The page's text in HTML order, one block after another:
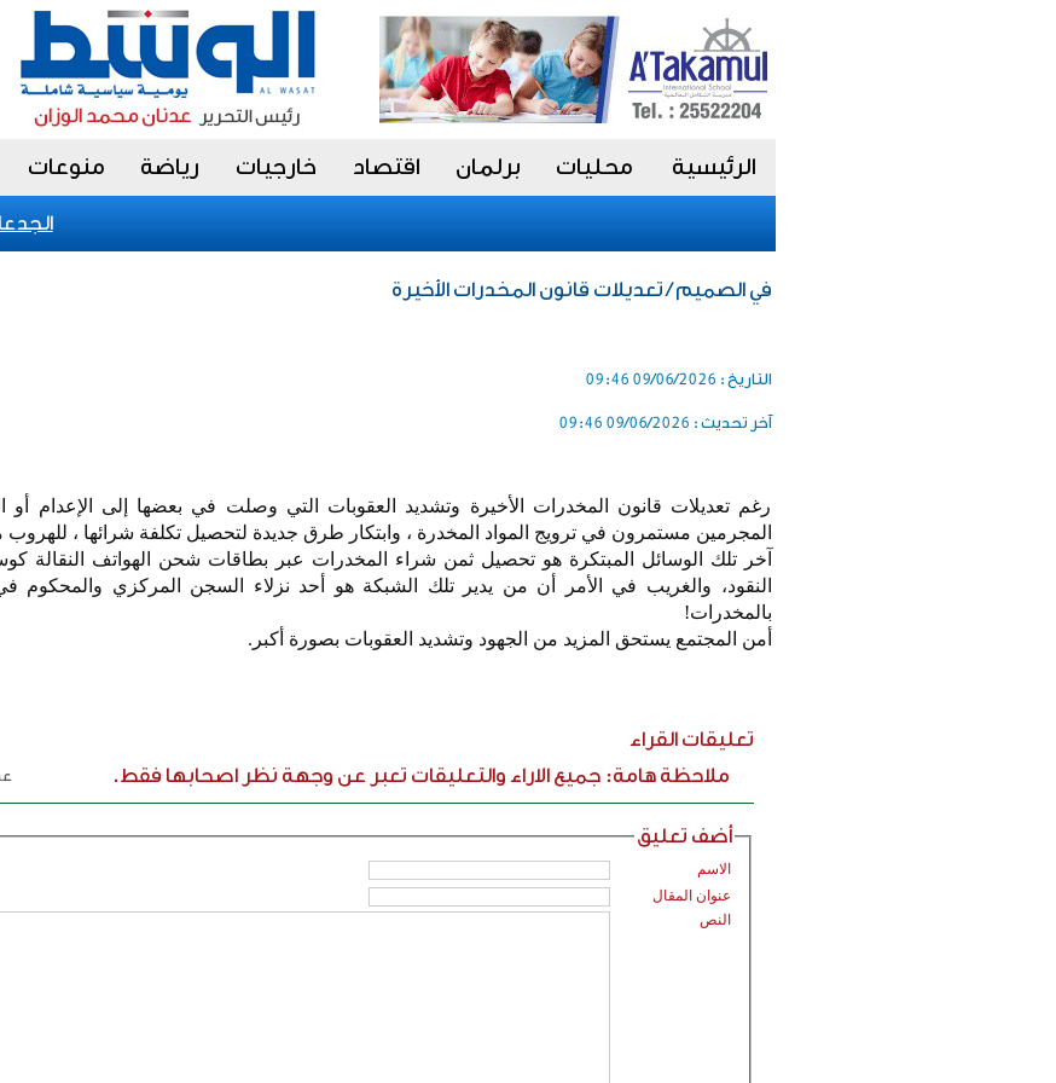
الرئيسية محليات برلمان اقتصاد خارجيات رياضة منوعات
في الصميم / تعديلات قانون المخدرات الأخيرة
التاريخ : 09/06/2026 09:46
آخر تحديث : 09/06/2026 09:46
رغم تعديلات قانون المخدرات الأخيرة وتشديد العقوبات التي وصلت في بعضها إلى الإعدام أو
المجرمين مستمرون في ترويج المواد المخدرة ، وابتكار طرق جديدة لتحصيل تكلفة شرائها ، للهروب
آخر تلك الوسائل المبتكرة هو تحصيل ثمن شراء المخدرات عبر بطاقات شحن الهواتف النقالة
النقود، والغريب في الأمر أن من يدير تلك الشبكة هو أحد نزلاء السجن المركزي والمحكوم
بالمخدرات!
أمن المجتمع يستحق المزيد من الجهود وتشديد العقوبات بصورة أكبر.
تعليقات القراء
ملاحظة هامة: جميع الاراء والتعليقات تعبر عن وجهة نظر اصحابها فقط.
أضف تعليق
الاسم
عنوان المقال
النص